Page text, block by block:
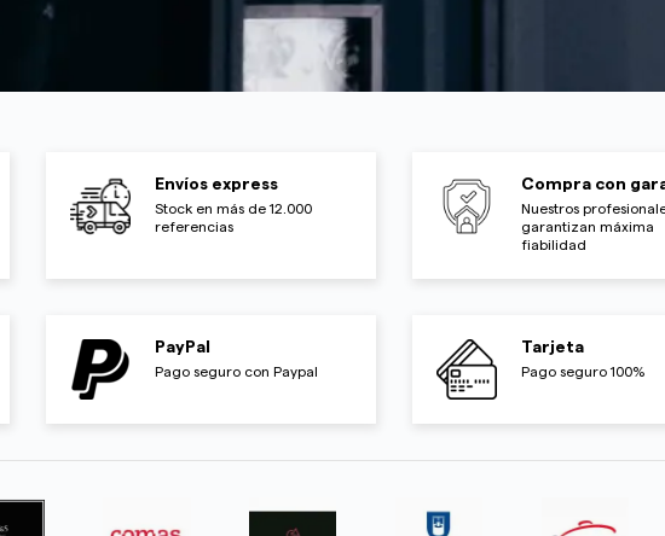
Envíos express
Stock en más de 12.000
referencias
Compra con
Nuestros
garantizan máxima
fiabilidad
PayPal
Pago seguro con Paypal
Tarjeta
Pago seguro 100%